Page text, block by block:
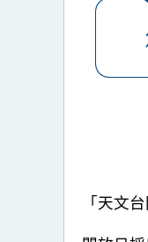
「天文